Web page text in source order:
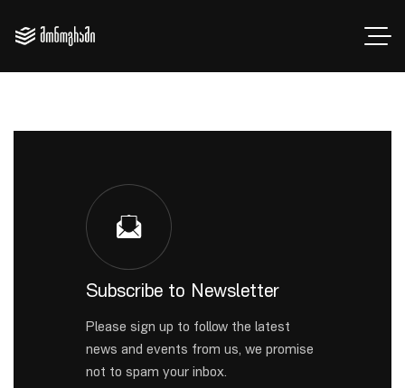
Subscribe to Newsletter
Please sign up to follow the latest
news and events from us, we promise
not to spam your inbox.